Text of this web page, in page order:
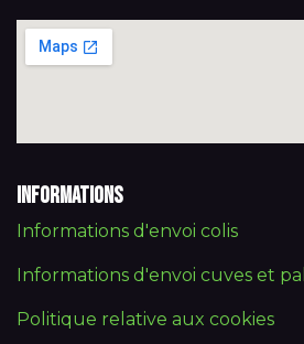
Informations
Informations d'envoi colis
Informations d'envoi cuves et
Politique relative aux cookies